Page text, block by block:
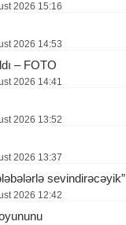
2026 15:16
2026 14:53
– FOTO
2026 14:41
2026 13:52
2026 13:37
sevindirəcəyik”
2026 12:42